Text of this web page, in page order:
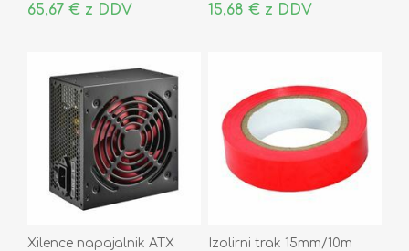
65,67 € z DDV 15,68 € z DDV
Xilence napajalnik ATX
Izolirni trak 15mm/10m